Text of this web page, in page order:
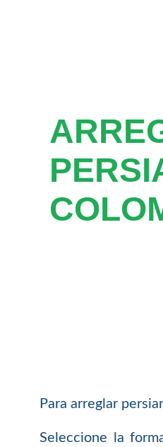
Para arreglar
Seleccione la